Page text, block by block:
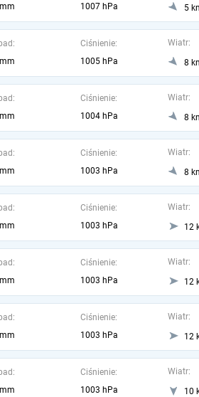
1007 hPa
5
Ciśnienie:
1005 hPa
Wiatr:
8
Ciśnienie:
1004 hPa
Wiatr:
8
Ciśnienie:
1003 hPa
Wiatr:
8
Ciśnienie:
1003 hPa
Wiatr:
12
Ciśnienie:
1003 hPa
Wiatr:
12
Ciśnienie:
1003 hPa
Wiatr:
12
Ciśnienie:
1003 hPa
Wiatr:
10